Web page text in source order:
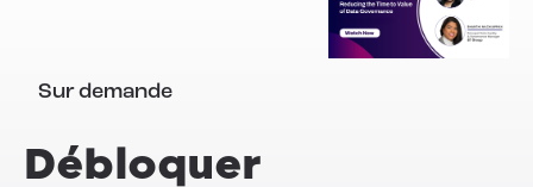
Sur demande
Débloquer